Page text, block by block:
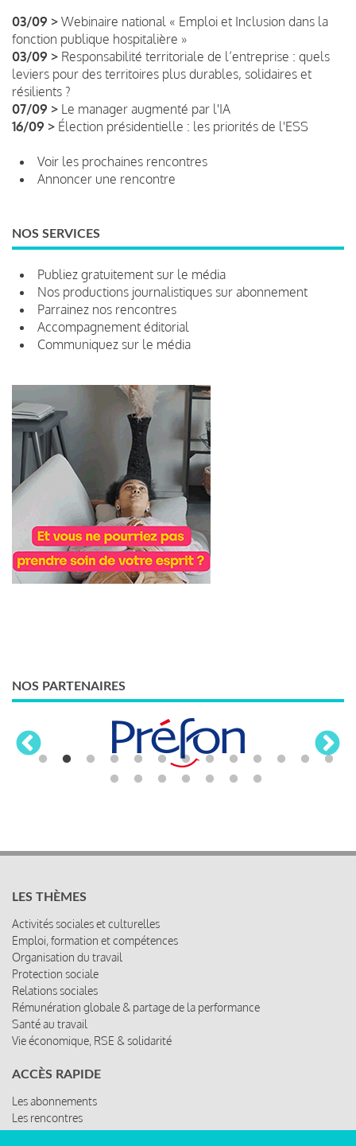
03/09 > Webinaire national « Emploi et Inclusion dans la
fonction publique hospitalière »
03/09 > Responsabilité territoriale de l’entreprise : quels
leviers pour des territoires plus durables, solidaires et
résilients ?
07/09 > Le manager augmenté par l'IA
16/09 > Élection présidentielle : les priorités de l'ESS
Voir les prochaines rencontres
Annoncer une rencontre
NOS SERVICES
Publiez gratuitement sur le média
Nos productions journalistiques sur abonnement
Parrainez nos rencontres
Accompagnement éditorial
Communiquez sur le média
NOS PARTENAIRES
LES THÈMES
Activités sociales et culturelles
Emploi, formation et compétences
Organisation du travail
Protection sociale
Relations sociales
Rémunération globale & partage de la performance
Santé au travail
Vie économique, RSE & solidarité
ACCÈS RAPIDE
Les abonnements
Les rencontres
Les ressources